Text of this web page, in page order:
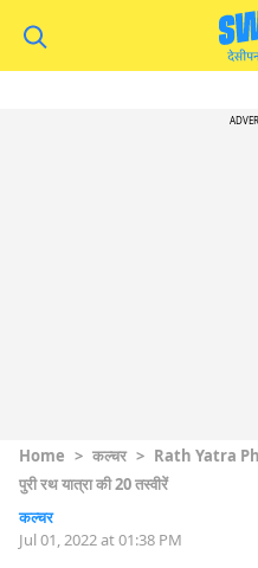
Home > कल्चर > Rath Yatra
पुरी रथ यात्रा की 20 तस्वीरें
कल्चर
Jul 01, 2022 at 01:38 PM